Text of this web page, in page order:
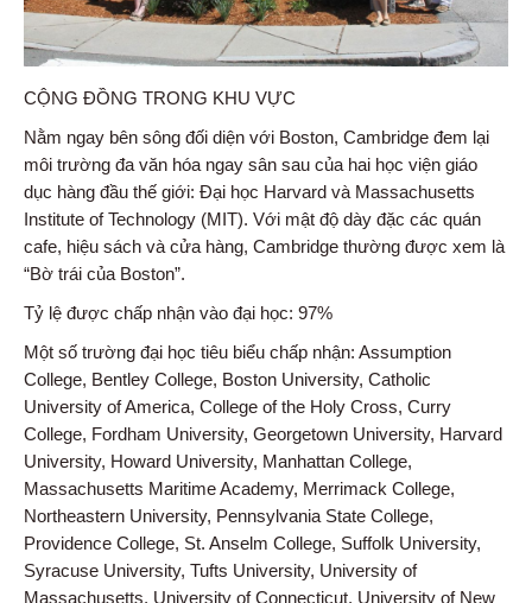
CỘNG ĐỒNG TRONG KHU VỰC
Nằm ngay bên sông đối diện với Boston, Cambridge đem lại
môi trường đa văn hóa ngay sân sau của hai học viện giáo
dục hàng đầu thế giới: Đại học Harvard và Massachusetts
Institute of Technology (MIT). Với mật độ dày đặc các quán
cafe, hiệu sách và cửa hàng, Cambridge thường được xem là
“Bờ trái của Boston”.
Tỷ lệ được chấp nhận vào đại học: 97%
Một số trường đại học tiêu biểu chấp nhận: Assumption
College, Bentley College, Boston University, Catholic
University of America, College of the Holy Cross, Curry
College, Fordham University, Georgetown University, Harvard
University, Howard University, Manhattan College,
Massachusetts Maritime Academy, Merrimack College,
Northeastern University, Pennsylvania State College,
Providence College, St. Anselm College, Suffolk University,
Syracuse University, Tufts University, University of
Massachusetts, University of Connecticut, University of New